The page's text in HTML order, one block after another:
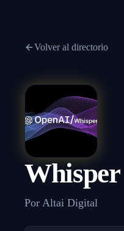
Volver al directorio
Whisper
Por Altai Digital